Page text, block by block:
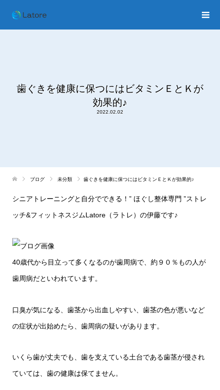
歯ぐきを健康に保つにはビタミンＥとＫが
効果的♪
2022.02.02
ブログ 未分類 歯ぐきを健康に保つにはビタミンＥとＫが効果的♪
シニアトレーニングと自分でできる！ ” ほぐし整体専門 ”ストレ
ッチ&フィットネスジムLatore（ラトレ）の伊藤です♪
40歳代から目立って多くなるのが歯周病で、約９０％もの人が
歯周病だといわれています。
口臭が気になる、歯茎から出血しやすい、歯茎の色が悪いなど
の症状が出始めたら、歯周病の疑いがあります。
いくら歯が丈夫でも、歯を支えている土台である歯茎が侵され
ていては、歯の健康は保てません。